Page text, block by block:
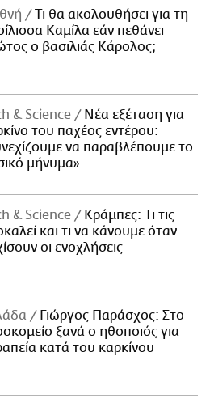
Τι θα ακολουθήσει για τη
Καμίλα εάν πεθάνει
ο βασιλιάς Κάρολος;
& Science
Νέα εξέταση για
του παχέος εντέρου:
να παραβλέπουμε το
μήνυμα»
& Science
Κράμπες: Τι τις
και τι να κάνουμε όταν
οι ενοχλήσεις
Γιώργος Παράσχος: Στο
ξανά ο ηθοποιός για
κατά του καρκίνου